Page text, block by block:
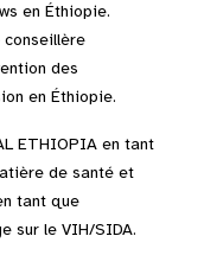
en Éthiopie.
conseillère
des
en Éthiopie.
ETHIOPIA en tant
de santé et
tant que
sur le VIH/SIDA.